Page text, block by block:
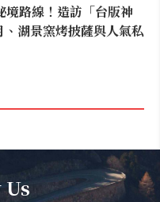
境路線！造訪「台版神
湖景窯烤披薩與人氣私